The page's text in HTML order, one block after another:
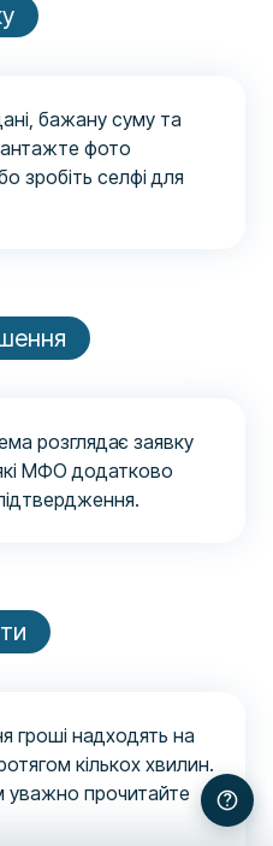
бажану суму та
фото
зробіть селфі для
розглядає заявку
МФО додатково
гроші надходять на
кількох хвилин.
уважно прочитайте